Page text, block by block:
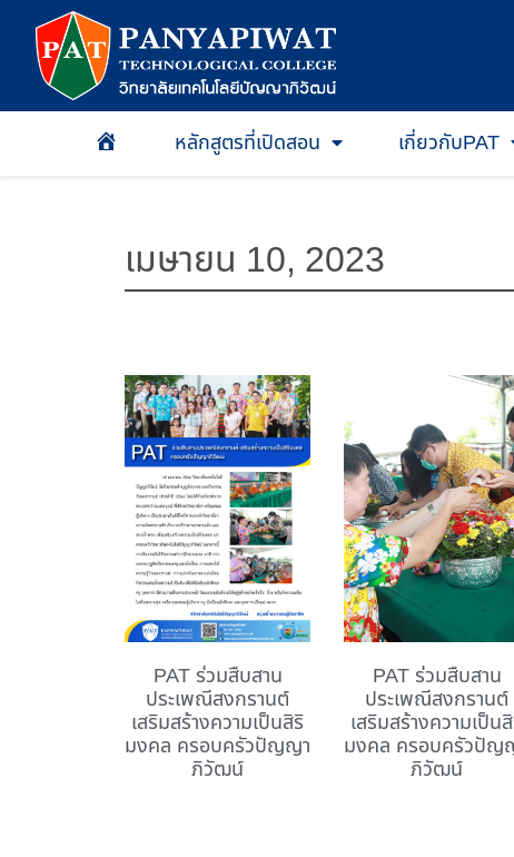
หน้าเเรก
หลักสูตรที่เปิดสอน เกี่ยวกับPAT
เมษายน 10, 2023
PAT ร่วมสืบสาน
ประเพณีสงกรานต์
เสริมสร้างความเป็นสิริ
มงคล ครอบครัวปัญญา
ภิวัฒน์
PAT ร่วมสืบสาน
ประเพณีสงกรานต์
เสริมสร้างความเป็น
มงคล ครอบครัวปัญ
ภิวัฒน์